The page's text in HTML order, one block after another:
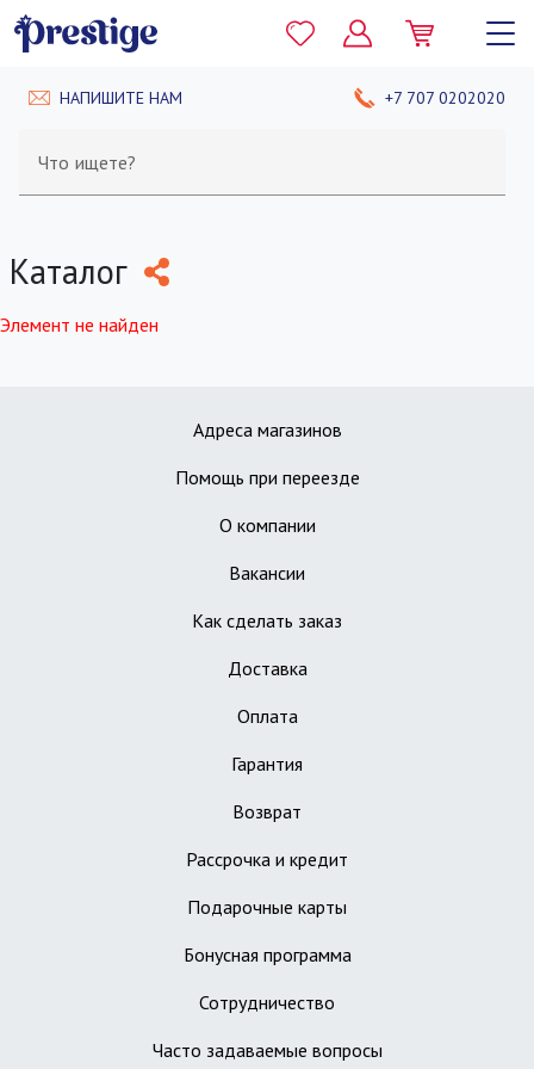
НАПИШИТЕ НАМ +7 707 0202020
Что ищете?
Каталог
Элемент не найден
Адреса магазинов
Помощь при переезде
О компании
Вакансии
Как сделать заказ
Доставка
Оплата
Гарантия
Возврат
Рассрочка и кредит
Подарочные карты
Бонусная программа
Сотрудничество
Часто задаваемые вопросы